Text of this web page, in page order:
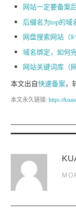
网站一定要备案
后缀名为top的域
网盘搜索网站（8
域名绑定，如何
网站关键词库（
本文出自快速备案，
本文永久链接:https://